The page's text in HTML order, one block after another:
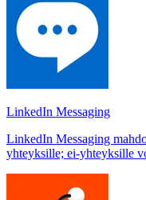
LinkedIn Messaging
LinkedIn Messaging
yhteyksille; ei-yhteyksille